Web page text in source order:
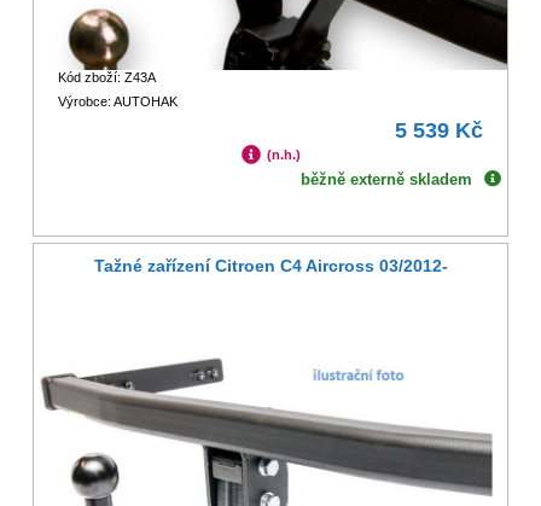
Kód zboží: Z43A
Výrobce: AUTOHAK
5 539 Kč
(n.h.)
běžně externě skladem
Tažné zařízení Citroen C4 Aircross 03/2012-